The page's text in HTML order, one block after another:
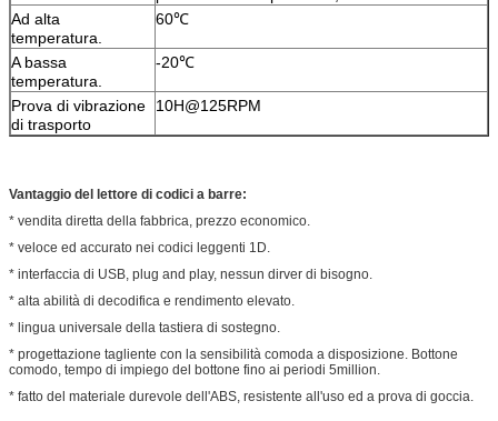
Ad alta
temperatura.
60℃
A bassa
temperatura.
-20℃
Prova di vibrazione
di trasporto
10H@125RPM
Vantaggio del lettore di codici a barre:
* vendita diretta della fabbrica, prezzo economico.
* veloce ed accurato nei codici leggenti 1D.
* interfaccia di USB, plug and play, nessun dirver di bisogno.
* alta abilità di decodifica e rendimento elevato.
* lingua universale della tastiera di sostegno.
* progettazione tagliente con la sensibilità comoda a disposizione. Bottone
comodo, tempo di impiego del bottone fino ai periodi 5million.
* fatto del materiale durevole dell'ABS, resistente all'uso ed a prova di goccia.